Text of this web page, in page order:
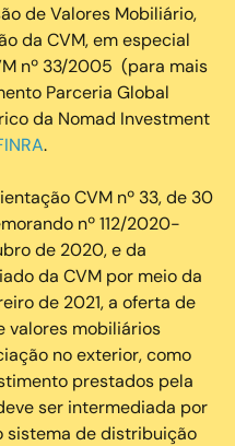
de Valores Mobiliário,
da CVM, em especial
nº 33/2005 (para mais
Parceria Global
da Nomad Investment
.
CVM nº 33, de 30
nº 112/2020-
de 2020, e da
da CVM por meio da
de 2021, a oferta de
valores mobiliários
no exterior, como
prestados pela
ser intermediada por
sistema de distribuição